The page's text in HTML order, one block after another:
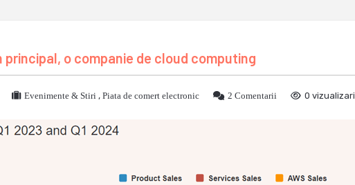
principal, o companie de cloud computing
Evenimente & Stiri , Piata de comert electronic 2 Comentarii 0 vizualizari